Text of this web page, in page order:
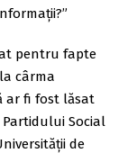
pentru fapte
cârma
ar fi fost lăsat
Social
de